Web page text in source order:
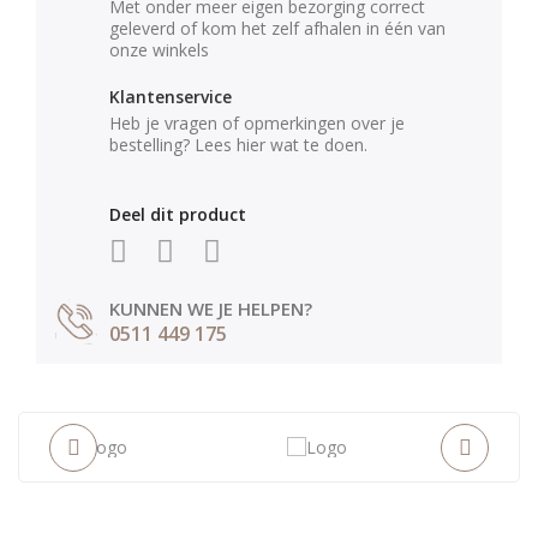
Met onder meer eigen bezorging correct
geleverd of kom het zelf afhalen in één van
onze winkels
Klantenservice
Heb je vragen of opmerkingen over je
bestelling? Lees hier wat te doen.
Deel dit product
KUNNEN WE JE HELPEN?
0511 449 175